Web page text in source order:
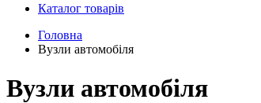
Каталог товарів
Головна
Вузли автомобіля
Вузли автомобіля